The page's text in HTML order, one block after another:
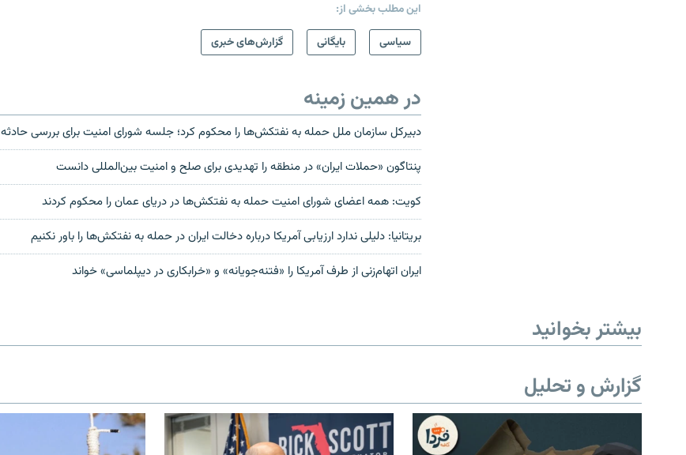
این مطلب بخشی از:
سیاسی
بایگانی گزارش‌های خبری
در همین زمینه
دبیرکل سازمان ملل حمله به نفتکش‌ها را محکوم کرد؛ جلسه شورای امنیت برای بررسی حادثه
پنتاگون «حملات ایران» در منطقه را تهدیدی برای صلح و امنیت بین‌المللی دانست
کویت: همه اعضای شورای امنیت حمله به نفتکش‌ها در دریای عمان را محکوم کردند
بریتانیا: دلیلی ندارد ارزیابی آمریکا درباره دخالت ایران در حمله به نفتکش‌ها را باور نکنیم
ایران اتهام‌زنی از طرف آمریکا را «فتنه‌جویانه» و «خرابکاری در دیپلماسی» خواند
بیشتر بخوانید
گزارش و تحلیل